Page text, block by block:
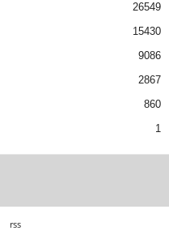
26549
15430
9086
2867
860
1
rss